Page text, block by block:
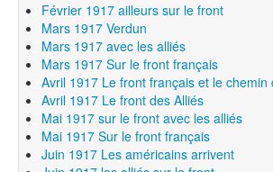
Février 1917 ailleurs sur le front
Mars 1917 Verdun
Mars 1917 avec les alliés
Mars 1917 Sur le front français
Avril 1917 Le front français et le chemin
Avril 1917 Le front des Alliés
Mai 1917 sur le front avec les alliés
Mai 1917 Sur le front français
Juin 1917 Les américains arrivent